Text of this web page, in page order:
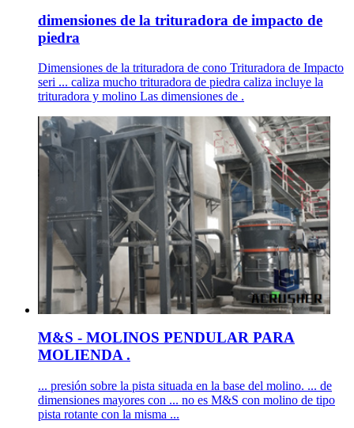
dimensiones de la trituradora de impacto de
piedra
Dimensiones de la trituradora de cono Trituradora de Impacto
seri ... caliza mucho trituradora de piedra caliza incluye la
trituradora y molino Las dimensiones de .
M&S - MOLINOS PENDULAR PARA
MOLIENDA .
... presión sobre la pista situada en la base del molino. ... de
dimensiones mayores con ... no es M&S con molino de tipo
pista rotante con la misma ...